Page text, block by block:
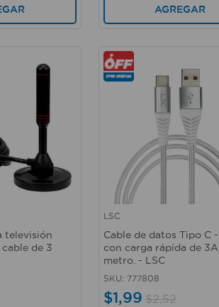
AGREGAR
televisión
de 3
Vista rápida
LSC
Cable de datos Tipo C
con carga rápida de
metro. - LSC
SKU: 777808
$1,99 $2,52